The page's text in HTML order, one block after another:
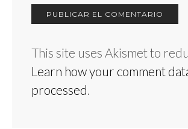
This site uses Akismet to
Learn how your comment
processed